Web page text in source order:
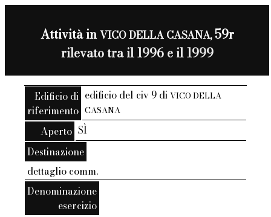
Attività inVICO DELLA CASANA,59r
rilevato tra il 1996 e il 1999
Edificio di
riferimento
edificio del civ 9 diVICO DELLA
CASANA
Aperto SÌ
Destinazione
dettaglio comm.
Denominazione
esercizio